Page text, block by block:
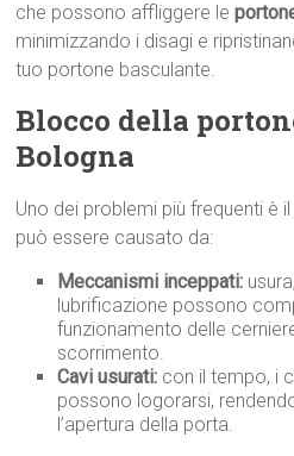
che possono affliggere le
minimizzando i disagi e
tuo portone basculante.
Blocco della
Bologna
Uno dei problemi più frequenti è
può essere causato da:
Meccanismi inceppati:
lubrificazione possono
funzionamento delle
scorrimento.
Cavi usurati: con il tempo, i
possono logorarsi,
l’apertura della porta.